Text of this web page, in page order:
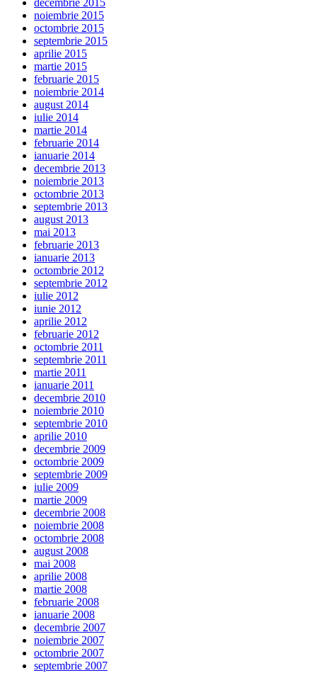
decembrie 2015
noiembrie 2015
octombrie 2015
septembrie 2015
aprilie 2015
martie 2015
februarie 2015
noiembrie 2014
august 2014
iulie 2014
martie 2014
februarie 2014
ianuarie 2014
decembrie 2013
noiembrie 2013
octombrie 2013
septembrie 2013
august 2013
mai 2013
februarie 2013
ianuarie 2013
octombrie 2012
septembrie 2012
iulie 2012
iunie 2012
aprilie 2012
februarie 2012
octombrie 2011
septembrie 2011
martie 2011
ianuarie 2011
decembrie 2010
noiembrie 2010
septembrie 2010
aprilie 2010
decembrie 2009
octombrie 2009
septembrie 2009
iulie 2009
martie 2009
decembrie 2008
noiembrie 2008
octombrie 2008
august 2008
mai 2008
aprilie 2008
martie 2008
februarie 2008
ianuarie 2008
decembrie 2007
noiembrie 2007
octombrie 2007
septembrie 2007